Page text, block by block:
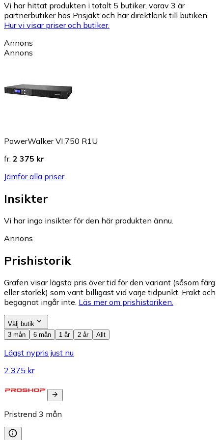
Vi har hittat produkten i totalt 5 butiker, varav 3 är
partnerbutiker hos Prisjakt och har direktlänk till butiken.
Hur vi visar priser och butiker.
Annons
Annons
PowerWalker VI 750 R1U
fr. 2 375 kr
Jämför alla priser
Insikter
Vi har inga insikter för den här produkten ännu.
Annons
Prishistorik
Grafen visar lägsta pris över tid för den variant (såsom färg
eller storlek) som varit billigast vid varje tidpunkt. Frakt och
begagnat ingår inte. Läs mer om prishistoriken.
Välj butik
3 mån
6 mån 1 år 2 år Allt
Lägst nypris just nu
2 375 kr
Pristrend 3 mån